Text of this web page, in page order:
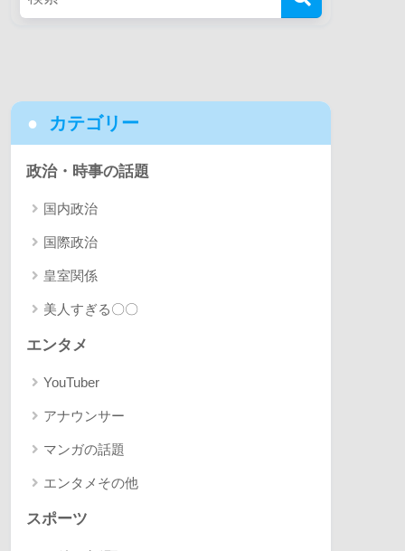
カテゴリー
政治・時事の話題
国内政治
国際政治
皇室関係
美人すぎる〇〇
エンタメ
YouTuber
アナウンサー
マンガの話題
エンタメその他
スポーツ